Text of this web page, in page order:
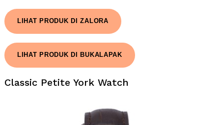
LIHAT PRODUK DI ZALORA
LIHAT PRODUK DI BUKALAPAK
Classic Petite York Watch